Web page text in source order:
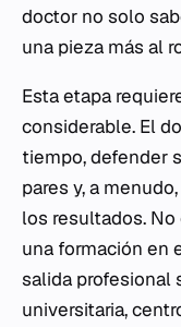
doctor no solo
una pieza más al
Esta etapa
considerable. El
tiempo, defender
pares y, a
los resultados.
una formación en
salida profesional
universitaria,